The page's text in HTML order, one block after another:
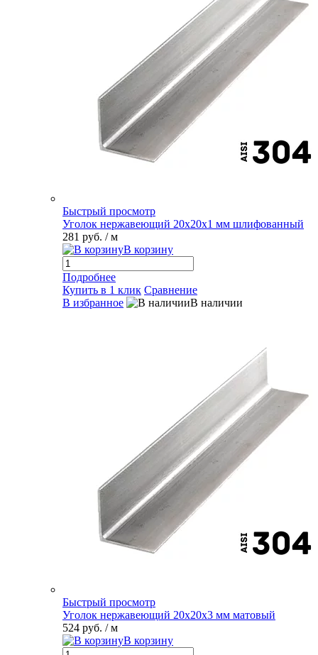
Быстрый просмотр
Уголок нержавеющий 20х20х1 мм шлифованный
281 руб. / м
В корзину
Подробнее
Купить в 1 клик Сравнение
В избранное
В наличии
Быстрый просмотр
Уголок нержавеющий 20х20х3 мм матовый
524 руб. / м
В корзину